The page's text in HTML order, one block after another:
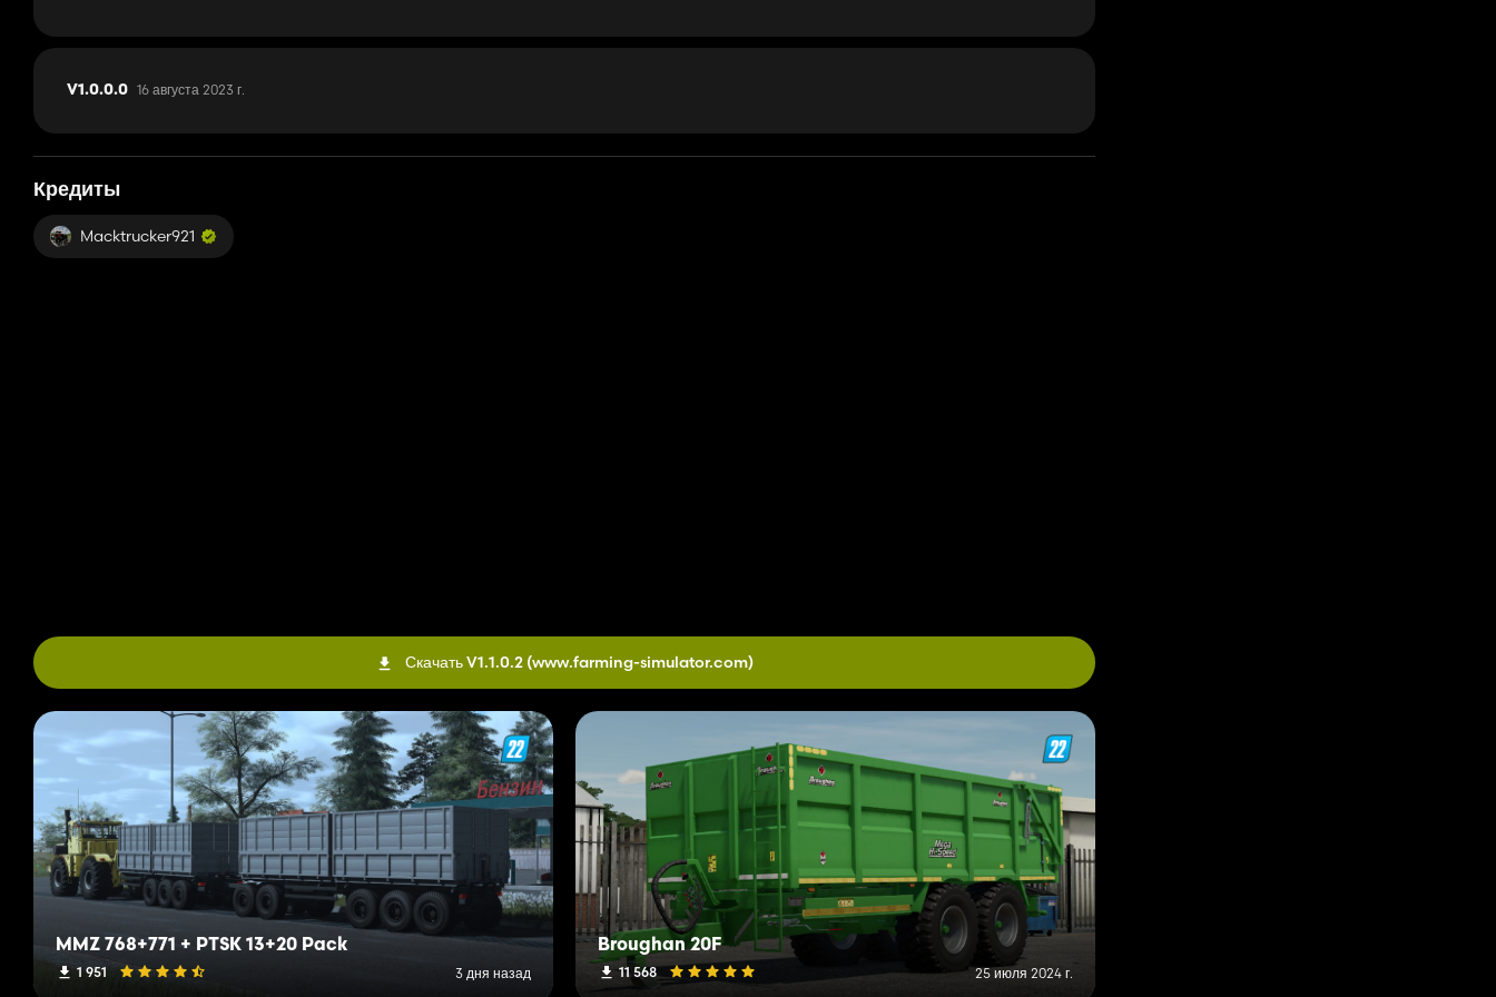
V1.0.0.0 16 августа 2023 г.
Кредиты
Macktrucker921
Скачать V1.1.0.2 (www.farming-simulator.com)
MMZ 768+771 + PTSK 13+20 Pack
1 951 3 дня назад
Broughan 20F
11 568 25 июля 2024 г.